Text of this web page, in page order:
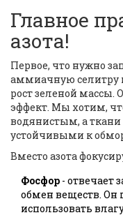
Главное
азота!
Первое, что нужно
аммиачную селитру
рост зеленой
эффект. Мы хотим,
водянистым, а
устойчивыми к
Вместо азота
Фосфор - отвечает
обмен веществ. Он
использовать